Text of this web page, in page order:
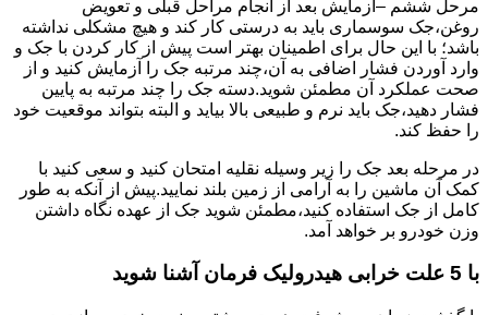
مرحل ششم –آزمایش بعد از انجام مراحل قبلی و تعویض
روغن،جک سوسماری باید به درستی کار کند و هیچ مشکلی نداشته
باشد؛ با این حال برای اطمینان بهتر است پیش از کار کردن با جک و
وارد آوردن فشار اضافی به آن،چند مرتبه جک را آزمایش کنید و از
صحت عملکرد آن مطمئن شوید.دسته جک را چند مرتبه به پایین
فشار دهید،جک باید نرم و طبیعی بالا بیاید و البته بتواند موقعیت خود
را حفظ کند.
در مرحله بعد جک را زیر وسیله نقلیه امتحان کنید و سعی کنید با
کمک آن ماشین را به آرامی از زمین بلند نمایید.پیش از آنکه به طور
کامل از جک استفاده کنید،مطمئن شوید جک از عهده نگاه داشتن
وزن خودرو بر خواهد آمد.
با 5 علت خرابی هیدرولیک فرمان آشنا شوید